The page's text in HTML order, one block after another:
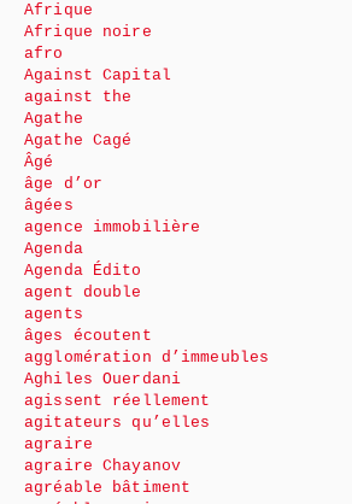
Afrique
Afrique noire
afro
Against Capital
against the
Agathe
Agathe Cagé
Âgé
âge d’or
âgées
agence immobilière
Agenda
Agenda Édito
agent double
agents
âges écoutent
agglomération d’immeubles
Aghiles Ouerdani
agissent réellement
agitateurs qu’elles
agraire
agraire Chayanov
agréable bâtiment